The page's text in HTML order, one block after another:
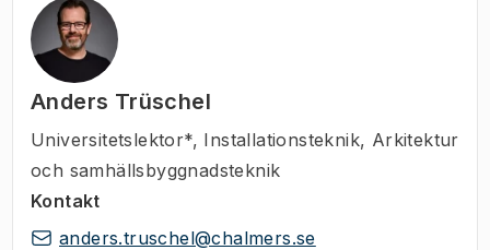
Anders Trüschel
Universitetslektor*, Installationsteknik, Arkitektur
och samhällsbyggnadsteknik
Kontakt
anders.truschel@chalmers.se